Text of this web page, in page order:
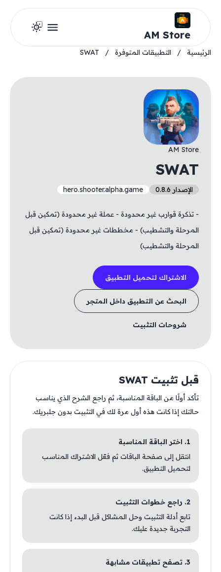
AM Store
الرئيسية / التطبيقات المتوفرة /
SWAT
AM Store
SWAT
الإصدار 0.8.6 hero.shooter.alpha.game
- تذكرة قوارب غير محدودة - عملة غير محدودة (تمكين قبل
المرحلة والتشطيب) - مخططات غير محدودة (تمكين قبل
المرحلة والتشطيب)
الاشتراك لتحميل التطبيق
البحث عن التطبيق داخل المتجر
شروحات التثبيت
قبل تثبيت SWAT
تأكد أولًا من الباقة المناسبة، ثم راجع الشرح الذي يناسب
حالتك إذا كانت هذه أول مرة لك في التثبيت بدون جلبريك.
1. اختر الباقة المناسبة
انتقل إلى صفحة الباقات ثم فعّل الاشتراك المناسب
لتحميل التطبيق.
2. راجع خطوات التثبيت
تابع أدلة التثبيت وحل المشاكل قبل البدء إذا كانت
التجربة جديدة عليك.
3. تصفح تطبيقات مشابهة